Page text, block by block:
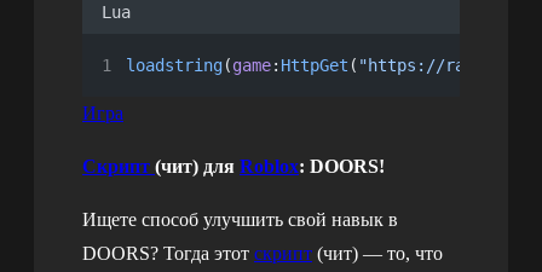
Lua
loadstring(game: HttpGet ( "https://
Игра
Скрипт (чит) для Roblox: DOORS!
Ищете способ улучшить свой навык в
DOORS? Тогда этот скрипт (чит) — то, что